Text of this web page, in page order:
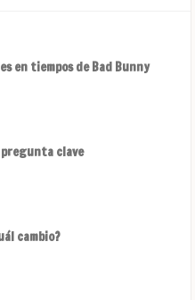
en tiempos de Bad Bunny
clave
cambio?